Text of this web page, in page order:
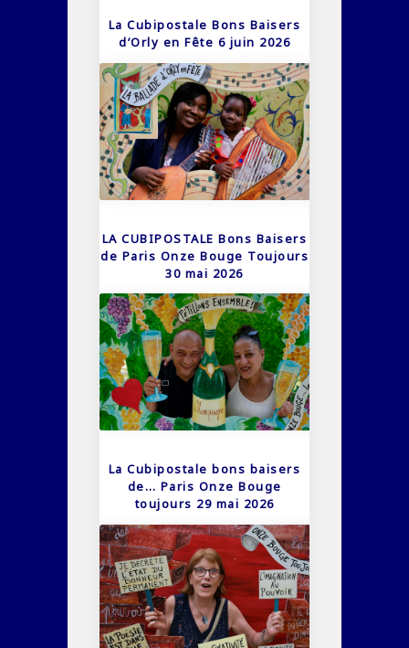
La Cubipostale Bons Baisers
d’Orly en Fête 6 juin 2026
LA CUBIPOSTALE Bons Baisers
de Paris Onze Bouge Toujours
30 mai 2026
La Cubipostale bons baisers
de… Paris Onze Bouge
toujours 29 mai 2026